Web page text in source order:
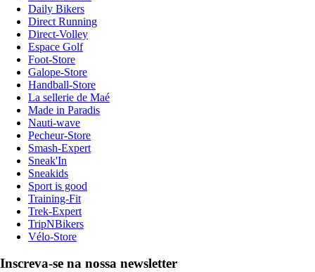
Daily Bikers
Direct Running
Direct-Volley
Espace Golf
Foot-Store
Galope-Store
Handball-Store
La sellerie de Maé
Made in Paradis
Nauti-wave
Pecheur-Store
Smash-Expert
Sneak'In
Sneakids
Sport is good
Training-Fit
Trek-Expert
TripNBikers
Vélo-Store
Inscreva-se na nossa newsletter